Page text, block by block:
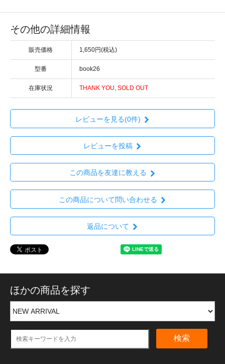
その他の詳細情報
販売価格 1,650円(税込)
型番 book26
在庫状況 THANK YOU, SOLD OUT
レビューを見る(0件)
レビューを投稿
この商品を友達に教える
この商品について問い合わせる
返品について
ほかの商品を探す
検索